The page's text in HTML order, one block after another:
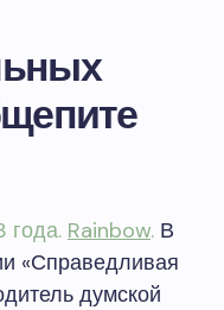
года. Rainbow. В
«Справедливая
думской